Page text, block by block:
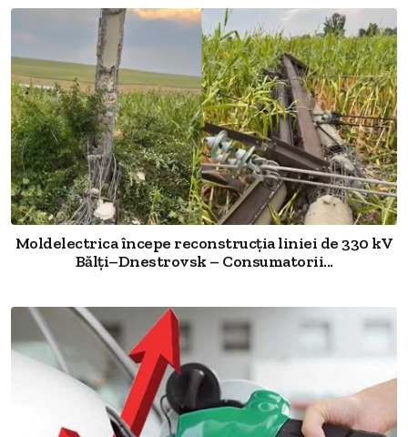
Moldelectrica începe reconstrucția liniei de 330 kV
Bălți–Dnestrovsk – Consumatorii...